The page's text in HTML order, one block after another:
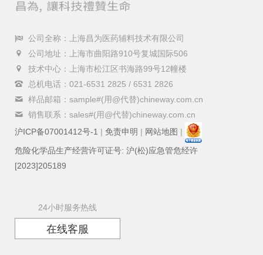
公司全称：上海昌为医药辅料技术有限公司
公司地址：上海市曲阳路910号复城国际506
技术中心：上海市松江区书海路99号12幢楼
总机电话：021-6531 2825 / 6531 2826
样品邮箱：sample#(用@代替)chineway.com.cn
销售联系：sales#(用@代替)chineway.com.cn
沪ICP备07001412号-1 | 免责申明 | 网站地图 |
危险化学品生产经营许可证号: 沪(松)应急管危经许
[2023]205189
24小时服务热线
在线客服